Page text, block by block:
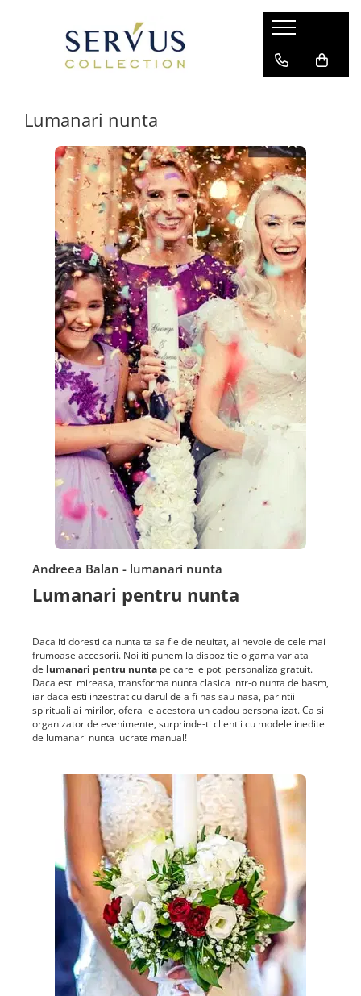
Lumanari nunta
Andreea Balan - lumanari nunta
Lumanari pentru nunta
Daca iti doresti ca nunta ta sa fie de neuitat, ai nevoie de cele mai
frumoase accesorii. Noi iti punem la dispozitie o gama variata
de lumanari pentru nunta pe care le poti personaliza gratuit.
Daca esti mireasa, transforma nunta clasica intr-o nunta de basm,
iar daca esti inzestrat cu darul de a fi nas sau nasa, parintii
spirituali ai mirilor, ofera-le acestora un cadou personalizat. Ca si
organizator de evenimente, surprinde-ti clientii cu modele inedite
de lumanari nunta lucrate manual!